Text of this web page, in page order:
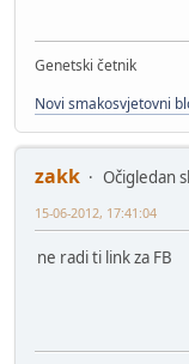
Genetski četnik
Novi smakosvjetovni
zakk
Očigledan
15-06-2012, 17:41:04
ne radi ti link za FB